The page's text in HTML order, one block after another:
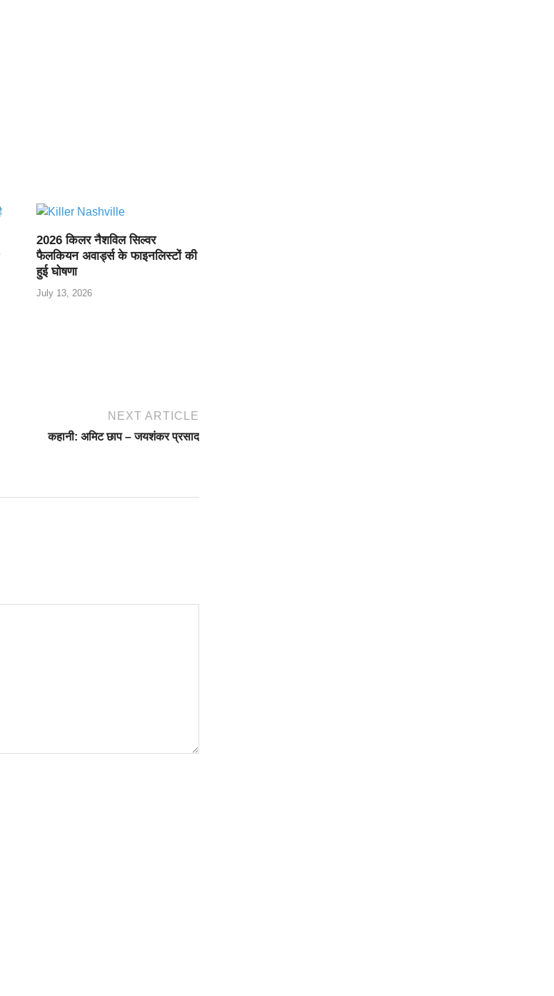
2026 किलर नैशविल सिल्वर
फैलकियन अवार्ड्स के फाइनलिस्टों की
हुई घोषणा
July 13, 2026
NEXT ARTICLE
कहानी: अमिट छाप – जयशंकर प्रसाद